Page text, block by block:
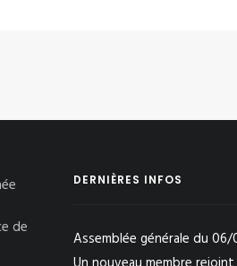
de
DERNIÈRES INFOS
Assemblée générale du